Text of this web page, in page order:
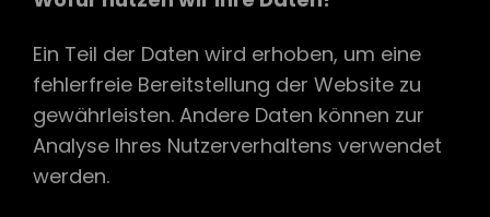
Ein Teil der Daten wird erhoben, um eine
fehlerfreie Bereitstellung der Website zu
gewährleisten. Andere Daten können zur
Analyse Ihres Nutzerverhaltens verwendet
werden.